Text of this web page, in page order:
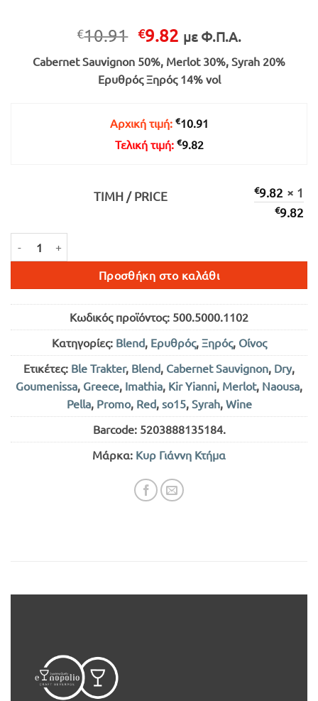
€10.91 Original
was:
€10.91.
€9.82Η
τρέχουσα
τιμή
είναι:
με Φ.Π.Α.
Cabernet Sauvignon 50%, Merlot 30%, Syrah 20%
Ερυθρός Ξηρός 14% vol
Αρχική τιμή: €10.91
Τελική τιμή: €9.82
ΤΙΜΉ / PRICE €9.82 × 1
€9.82
Προσθήκη στο καλάθι
Κωδικός προϊόντος: 500.5000.1102
Κατηγορίες: Blend, Ερυθρός, Ξηρός, Οίνος
Ετικέτες: Ble Trakter, Blend, Cabernet Sauvignon, Dry,
Goumenissa, Greece, Imathia, Kir Yianni, Merlot, Naousa,
Pella, Promo, Red, so15, Syrah, Wine
Barcode: 5203888135184.
Μάρκα: Κυρ Γιάννη Κτήμα